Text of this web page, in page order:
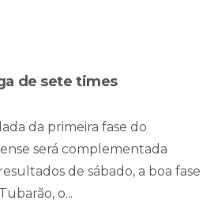
de sete times
da primeira fase do
será complementada
de sábado, a boa fase
o...